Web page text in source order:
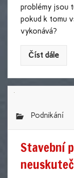
problémy jsou
pokud k tomu
vykonává?
Číst dále
Podnikání
Stavební